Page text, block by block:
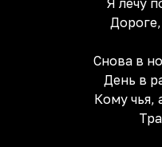
Я лечу
Снова в
День в
Кому чья,